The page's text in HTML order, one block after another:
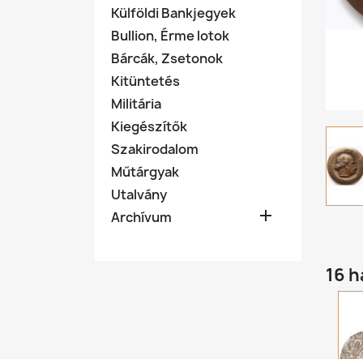
Külföldi Bankjegyek
Bullion, Érme lotok
Bárcák, Zsetonok
Kitüntetés
Militária
Kiegészítők
Szakirodalom
Műtárgyak
Utalvány
Archívum

16